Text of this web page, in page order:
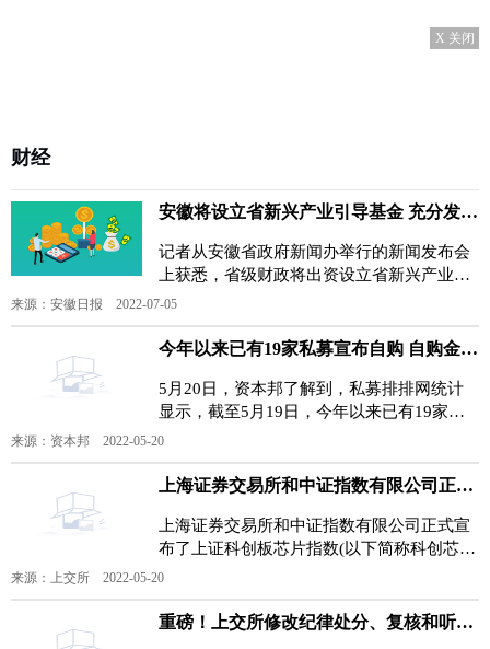
X 关闭
财经
安徽将设立省新兴产业引导基金 充分发挥财政资金杠杆放大作用
记者从安徽省政府新闻办举行的新闻发布会
上获悉，省级财政将出资设立省新兴产业引
导基金，在引导基金下设三大基金群16只母
来源：安徽日报 2022-07-05
今年以来已有19家私募宣布自购 自购金额达27.65亿元
5月20日，资本邦了解到，私募排排网统计
显示，截至5月19日，今年以来已有19家私
募宣布自购，自购金额达27 65亿元，而百亿
来源：资本邦 2022-05-20
上海证券交易所和中证指数有限公司正式发布科创板芯片指数
上海证券交易所和中证指数有限公司正式宣
布了上证科创板芯片指数(以下简称科创芯
片)的发布安排。经流动性筛选后，科创芯片
来源：上交所 2022-05-20
重磅！上交所修改纪律处分、复核和听证3项业务规则